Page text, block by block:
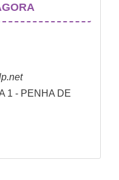
1 - PENHA DE